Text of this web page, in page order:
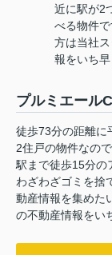
近に駅が2
べる物件
方は当社
報をいち早
プルミエール
徒歩73分の距離に
2住戸の物件なの
駅まで徒歩15分の
わざわざゴミを捨
動産情報を集めた
の不動産情報をい